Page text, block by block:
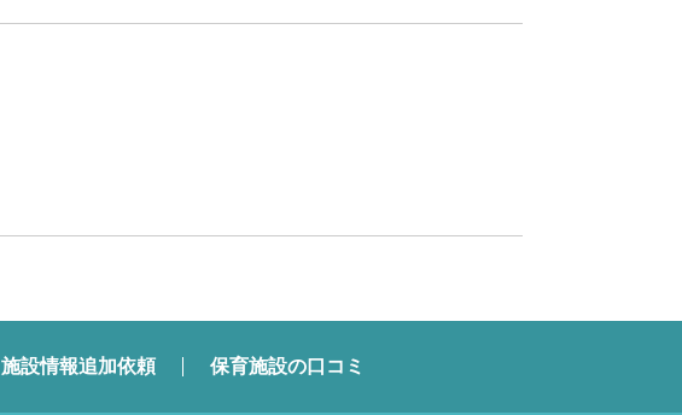
施設情報追加依頼 保育施設の口コミ